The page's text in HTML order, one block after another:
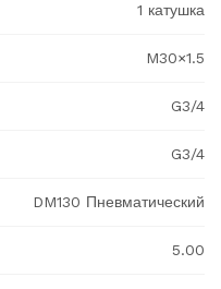
1 катушка
M30×1.5
G3/4
G3/4
DM130 Пневматический
5.00